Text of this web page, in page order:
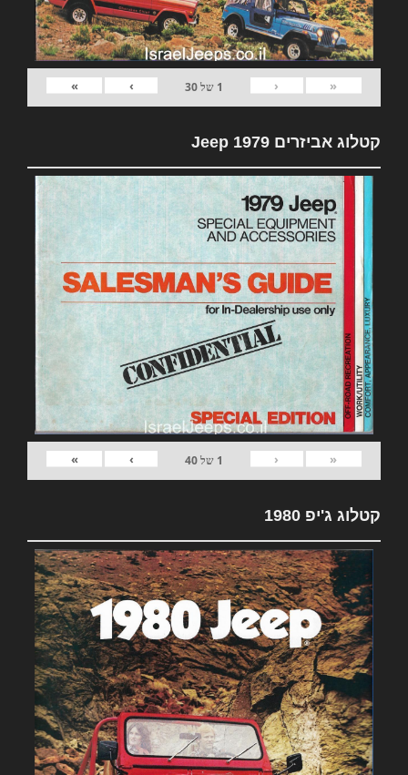
«
‹
1 של30
›
»
קטלוג אביזרים 1979 Jeep
«
‹
1 של40
›
»
קטלוג ג'יפ 1980